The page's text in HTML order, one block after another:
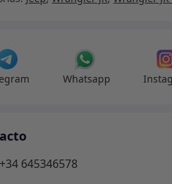
Whatsapp
+34 645346578